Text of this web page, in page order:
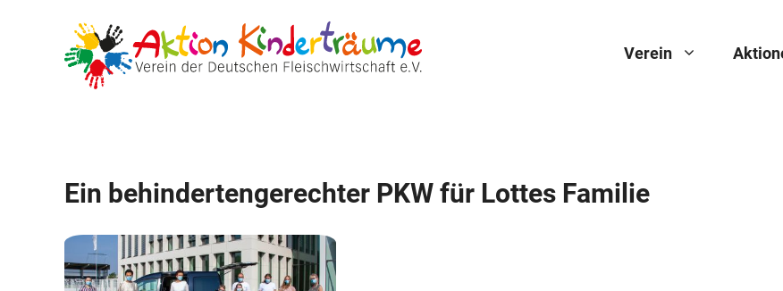
Verein
Ein behindertengerechter PKW für Lottes Familie